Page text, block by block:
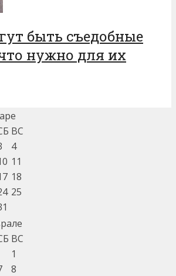
быть съедобные
нужно для их
ВС
4
11
18
25
ВС
1
8